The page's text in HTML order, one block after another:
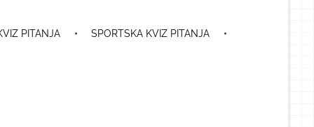
PITANJA
SPORTSKA KVIZ PITANJA